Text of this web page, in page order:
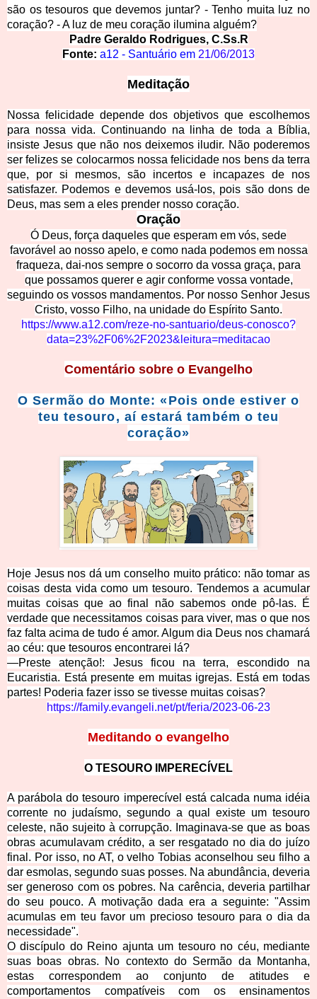
são os tesouros que devemos juntar? - Tenho muita luz no
coração? - A luz de meu coração ilumina alguém?
Padre Geraldo Rodrigues, C.Ss.R
Fonte: a12 - Santuário em 21/06/2013
Meditação
Nossa felicidade depende dos objetivos que escolhemos
para nossa vida. Continuando na linha de toda a Bíblia,
insiste Jesus que não nos deixemos iludir. Não poderemos
ser felizes se colocarmos nossa felicidade nos bens da terra
que, por si mesmos, são incertos e incapazes de nos
satisfazer. Podemos e devemos usá-los, pois são dons de
Deus, mas sem a eles prender nosso coração.
Oração
Ó Deus, força daqueles que esperam em vós, sede
favorável ao nosso apelo, e como nada podemos em nossa
fraqueza, dai-nos sempre o socorro da vossa graça, para
que possamos querer e agir conforme vossa vontade,
seguindo os vossos mandamentos. Por nosso Senhor Jesus
Cristo, vosso Filho, na unidade do Espírito Santo.
https://www.a12.com/reze-no-santuario/deus-conosco?
data=23%2F06%2F2023&leitura=meditacao
Comentário sobre o Evangelho
O Sermão do Monte: «Pois onde estiver o
teu tesouro, aí estará também o teu
coração»
Hoje Jesus nos dá um conselho muito prático: não tomar as
coisas desta vida como um tesouro. Tendemos a acumular
muitas coisas que ao final não sabemos onde pô-las. É
verdade que necessitamos coisas para viver, mas o que nos
faz falta acima de tudo é amor. Algum dia Deus nos chamará
ao céu: que tesouros encontrarei lá?
—Preste atenção!: Jesus ficou na terra, escondido na
Eucaristia. Está presente em muitas igrejas. Está em todas
partes! Poderia fazer isso se tivesse muitas coisas?
https://family.evangeli.net/pt/feria/2023-06-23
Meditando o evangelho
O TESOURO IMPERECÍVEL
A parábola do tesouro imperecível está calcada numa idéia
corrente no judaísmo, segundo a qual existe um tesouro
celeste, não sujeito à corrupção. Imaginava-se que as boas
obras acumulavam crédito, a ser resgatado no dia do juízo
final. Por isso, no AT, o velho Tobias aconselhou seu filho a
dar esmolas, segundo suas posses. Na abundância, deveria
ser generoso com os pobres. Na carência, deveria partilhar
do seu pouco. A motivação dada era a seguinte: "Assim
acumulas em teu favor um precioso tesouro para o dia da
necessidade".
O discípulo do Reino ajunta um tesouro no céu, mediante
suas boas obras. No contexto do Sermão da Montanha,
estas correspondem ao conjunto de atitudes e
comportamentos compatíveis com os ensinamentos